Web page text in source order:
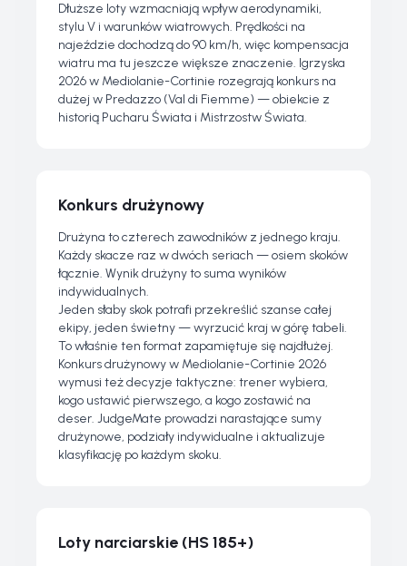
Dłuższe loty wzmacniają wpływ aerodynamiki,
stylu V i warunków wiatrowych. Prędkości na
najeździe dochodzą do 90 km/h, więc kompensacja
wiatru ma tu jeszcze większe znaczenie. Igrzyska
2026 w Mediolanie-Cortinie rozegrają konkurs na
dużej w Predazzo (Val di Fiemme) — obiekcie z
historią Pucharu Świata i Mistrzostw Świata.
Konkurs drużynowy
Drużyna to czterech zawodników z jednego kraju.
Każdy skacze raz w dwóch seriach — osiem skoków
łącznie. Wynik drużyny to suma wyników
indywidualnych.
Jeden słaby skok potrafi przekreślić szanse całej
ekipy, jeden świetny — wyrzucić kraj w górę tabeli.
To właśnie ten format zapamiętuje się najdłużej.
Konkurs drużynowy w Mediolanie-Cortinie 2026
wymusi też decyzje taktyczne: trener wybiera,
kogo ustawić pierwszego, a kogo zostawić na
deser. JudgeMate prowadzi narastające sumy
drużynowe, podziały indywidualne i aktualizuje
klasyfikację po każdym skoku.
Loty narciarskie (HS 185+)